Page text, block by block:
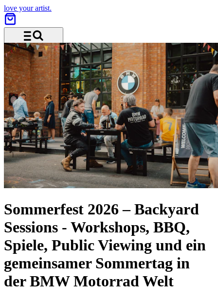
love your artist.
Menu and search
Sommerfest 2026 – Backyard
Sessions - Workshops, BBQ,
Spiele, Public Viewing und ein
gemeinsamer Sommertag in
der BMW Motorrad Welt